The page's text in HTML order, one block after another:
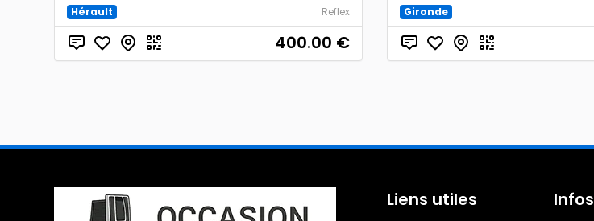
Hérault Reflex
400.00 €
Gironde
Liens utiles Infos